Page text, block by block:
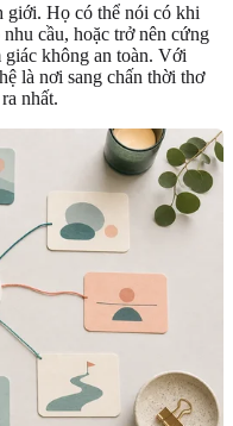
giới. Họ có thể nói có khi
cầu, hoặc trở nên cứng
không an toàn. Với
là nơi sang chấn thời thơ
nhất.